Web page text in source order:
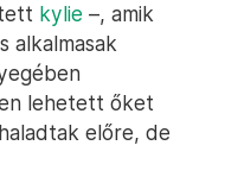
kylie –, amik
alkalmasak
lehetett őket
előre, de